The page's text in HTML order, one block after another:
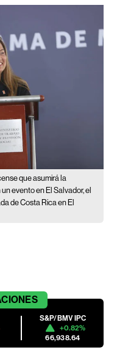
que asumirá la
un evento en El Salvador, el
de Costa Rica en El
S&P/BMV IPC
+0.82%
66,938.64